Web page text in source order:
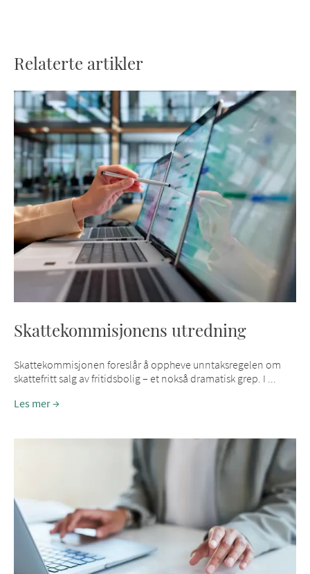
Relaterte artikler
Skattekommisjonens utredning
Skattekommisjonen foreslår å oppheve unntaksregelen om
skattefritt salg av fritidsbolig – et nokså dramatisk grep. I ...
Les mer